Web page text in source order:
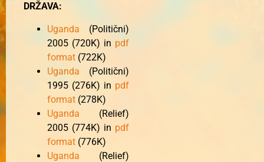
DRŽAVA:
Uganda (Politični)
2005 (720K) in pdf
format (722K)
Uganda (Politični)
1995 (276K) in pdf
format (278K)
Uganda (Relief)
2005 (774K) in pdf
format (776K)
Uganda (Relief)